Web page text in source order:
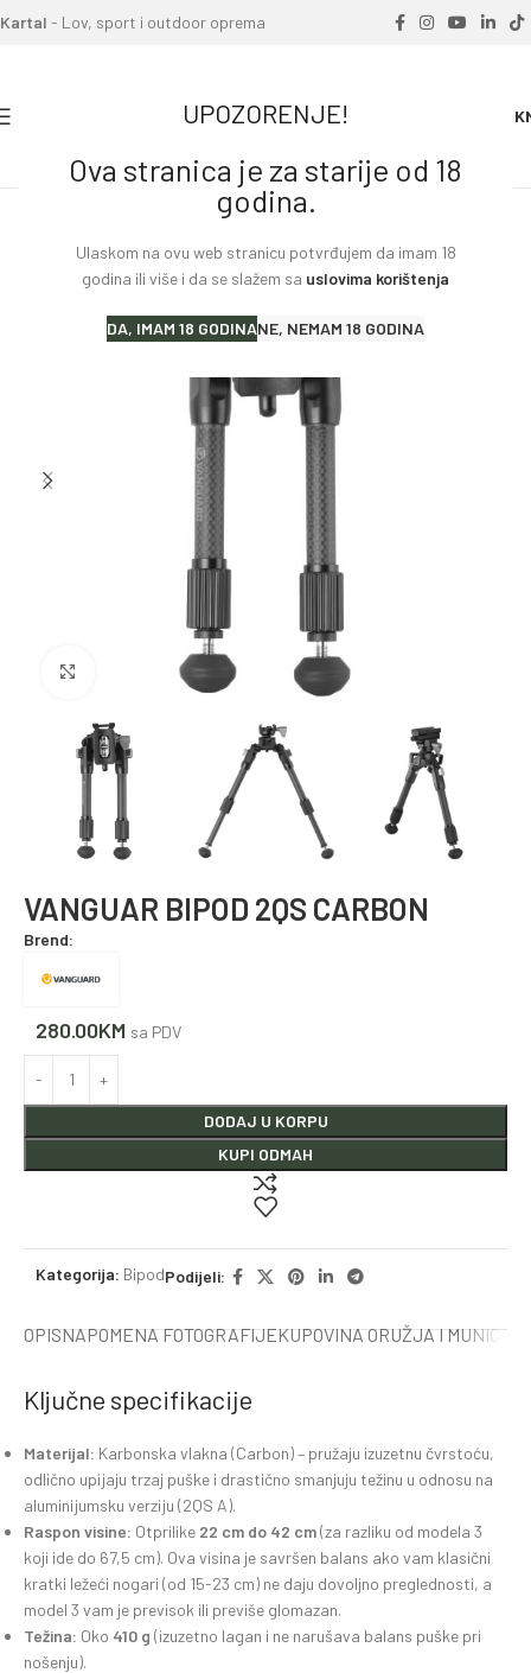
UPOZORENJE!
Ova stranica je za starije od 18
godina.
Ulaskom na ovu web stranicu potvrđujem da imam 18
godina ili više i da se slažem sa uslovima korištenja
DA, IMAM 18 GODINANE, NEMAM 18 GODINA
Kartal - Lov, sport i outdoor oprema
»Proizvodi »VANGUAR BIPOD 2QS CARBON
Povećajte fotografiju
VANGUAR BIPOD 2QS CARBON
Brend:
280.00KM sa PDV
DODAJ U KORPU
KUPI ODMAH
Kategorija: BipodPodijeli:
OPISNAPOMENA FOTOGRAFIJEKUPOVINA ORUŽJA I MUNICIJE
Ključne specifikacije
Materijal: Karbonska vlakna (Carbon) – pružaju izuzetnu čvrstoću,
odlično upijaju trzaj puške i drastično smanjuju težinu u odnosu na
aluminijumsku verziju (2QS A).
Raspon visine: Otprilike 22 cm do 42 cm(za razliku od modela 3
koji ide do 67,5 cm). Ova visina je savršen balans ako vam klasični
kratki ležeći nogari (od 15-23 cm) ne daju dovoljno preglednosti, a
model 3 vam je previsok ili previše glomazan.
Težina: Oko 410 g (izuzetno lagan i ne narušava balans puške pri
nošenju).